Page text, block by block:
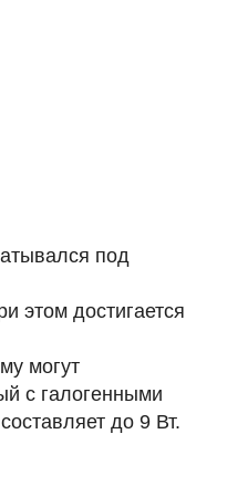
под
этом достигается
могут
с галогенными
до 9 Вт.